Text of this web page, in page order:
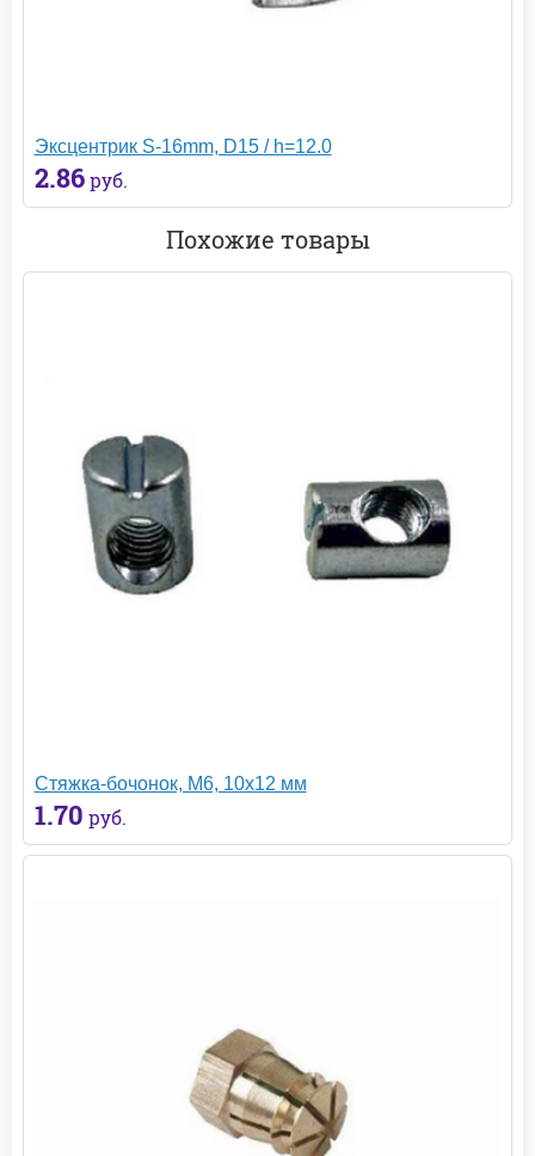
Эксцентрик S-16mm, D15 / h=12.0
2.86 руб.
Похожие товары
Стяжка-бочонок, М6, 10х12 мм
1.70 руб.